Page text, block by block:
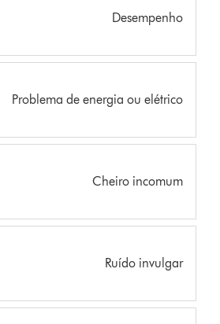
Desempenho
Problema de energia ou elétrico
Cheiro incomum
Ruído invulgar